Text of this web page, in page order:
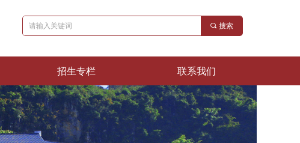
끠 搜索
招生专栏 联系我们